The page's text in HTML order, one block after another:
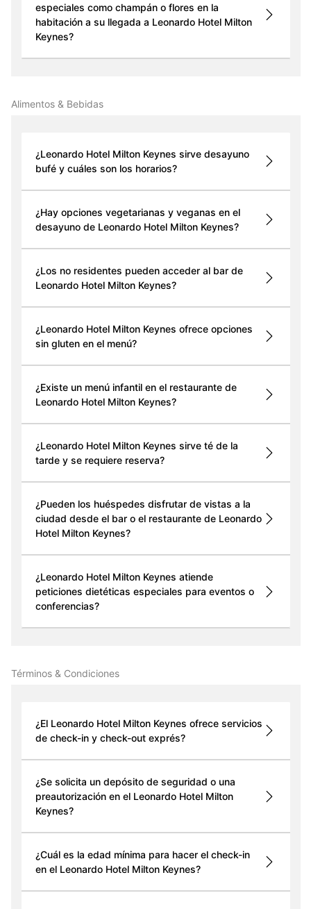
especiales como champán o flores en la
habitación a su llegada a Leonardo Hotel Milton
Keynes?
Alimentos & Bebidas
¿Leonardo Hotel Milton Keynes sirve desayuno
bufé y cuáles son los horarios?
¿Hay opciones vegetarianas y veganas en el
desayuno de Leonardo Hotel Milton Keynes?
¿Los no residentes pueden acceder al bar de
Leonardo Hotel Milton Keynes?
¿Leonardo Hotel Milton Keynes ofrece opciones
sin gluten en el menú?
¿Existe un menú infantil en el restaurante de
Leonardo Hotel Milton Keynes?
¿Leonardo Hotel Milton Keynes sirve té de la
tarde y se requiere reserva?
¿Pueden los huéspedes disfrutar de vistas a la
ciudad desde el bar o el restaurante de Leonardo
Hotel Milton Keynes?
¿Leonardo Hotel Milton Keynes atiende
peticiones dietéticas especiales para eventos o
conferencias?
Términos & Condiciones
¿El Leonardo Hotel Milton Keynes ofrece servicios
de check-in y check-out exprés?
¿Se solicita un depósito de seguridad o una
preautorización en el Leonardo Hotel Milton
Keynes?
¿Cuál es la edad mínima para hacer el check-in
en el Leonardo Hotel Milton Keynes?